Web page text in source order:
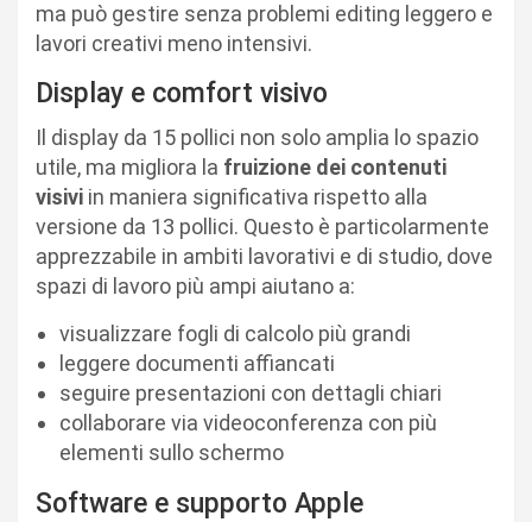
ma può gestire senza problemi editing leggero e
lavori creativi meno intensivi.
Display e comfort visivo
Il display da 15 pollici non solo amplia lo spazio
utile, ma migliora la fruizione dei contenuti
visivi in maniera significativa rispetto alla
versione da 13 pollici. Questo è particolarmente
apprezzabile in ambiti lavorativi e di studio, dove
spazi di lavoro più ampi aiutano a:
visualizzare fogli di calcolo più grandi
leggere documenti affiancati
seguire presentazioni con dettagli chiari
collaborare via videoconferenza con più
elementi sullo schermo
Software e supporto Apple